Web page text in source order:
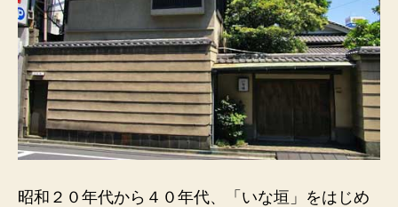
昭和２０年代から４０年代、「いな垣」をはじめ